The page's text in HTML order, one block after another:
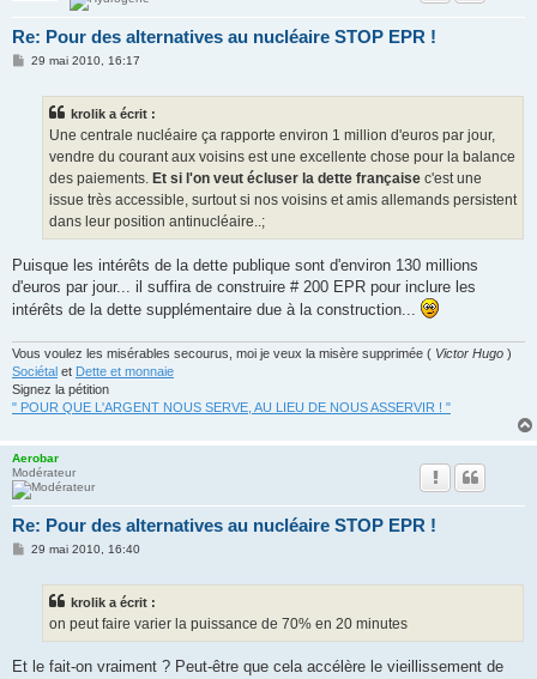
Re: Pour des alternatives au nucléaire STOP EPR !
M29 mai 2010, 16:17
krolik a écrit :
Une centrale nucléaire ça rapporte environ 1 million d'euros par jour,
vendre du courant aux voisins est une excellente chose pour la balance
des paiements. Et si l'on veut écluser la dette française c'est une
issue très accessible, surtout si nos voisins et amis allemands persistent
dans leur position antinucléaire..;
Puisque les intérêts de la dette publique sont d'environ 130 millions
d'euros par jour... il suffira de construire # 200 EPR pour inclure les
intérêts de la dette supplémentaire due à la construction...
Vous voulez les misérables secourus, moi je veux la misère supprimée ( Victor Hugo )
Sociétal et Dette et monnaie
Signez la pétition
" POUR QUE L'ARGENT NOUS SERVE, AU LIEU DE NOUS ASSERVIR ! "
Aerobar
Modérateur
Re: Pour des alternatives au nucléaire STOP EPR !
M29 mai 2010, 16:40
krolik a écrit :
on peut faire varier la puissance de 70% en 20 minutes
Et le fait-on vraiment ? Peut-être que cela accélère le vieillissement de